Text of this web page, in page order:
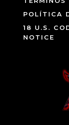
POLÍTICA
18 U.S.
NOTICE